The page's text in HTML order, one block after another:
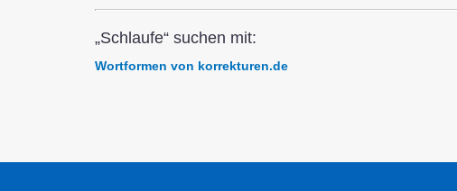
„Schlaufe“ suchen mit:
Wortformen von korrekturen.de